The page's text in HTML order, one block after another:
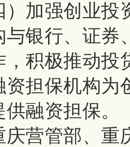
）加强创业
与银行、证券
，积极推动投
资担保机构为
供融资担保。
庆营管部、重